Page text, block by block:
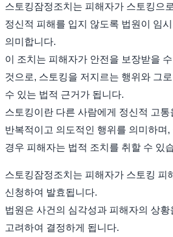
스토킹잠정조치는 피해자가 스토킹으
정신적 피해를 입지 않도록 법원이 임
의미합니다.
이 조치는 피해자가 안전을 보장받을
것으로, 스토킹을 저지르는 행위와 그
수 있는 법적 근거가 됩니다.
스토킹이란 다른 사람에게 정신적 고통
반복적이고 의도적인 행위를 의미하며
경우 피해자는 법적 조치를 취할 수 있
스토킹잠정조치는 피해자가 스토킹 피
신청하여 발효됩니다.
법원은 사건의 심각성과 피해자의 상황
고려하여 결정하게 됩니다.